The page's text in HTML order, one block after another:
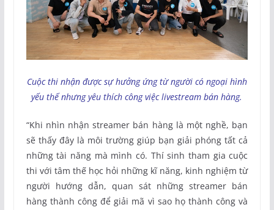
Cuộc thi nhận được sự hưởng ứng từ người có ngoại hình
yếu thế nhưng yêu thích công việc livestream bán hàng.
“Khi nhìn nhận streamer bán hàng là một nghề, bạn
sẽ thấy đây là môi trường giúp bạn giải phóng tất cả
những tài năng mà mình có. Thí sinh tham gia cuộc
thi với tâm thế học hỏi những kĩ năng, kinh nghiệm từ
người hướng dẫn, quan sát những streamer bán
hàng thành công để giải mã vì sao họ thành công và